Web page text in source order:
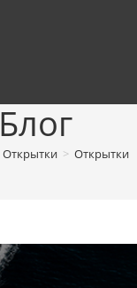
Блог
Открытки > Открытки